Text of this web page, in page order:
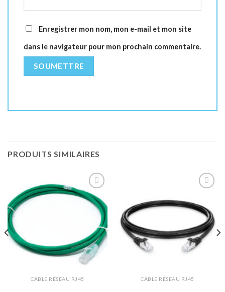
Enregistrer mon nom, mon e-mail et mon site
dans le navigateur pour mon prochain commentaire.
PRODUITS SIMILAIRES
Ajouter
à la liste
souhaits
CÂBLE RÉSEAU RJ45
Ajouter
à la liste
de
souhaits
CÂBLE RÉSEAU RJ45